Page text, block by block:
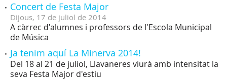
Concert de Festa Major
Dijous, 17 de juliol de 2014
A càrrec d'alumnes i professors de l'Escola Municipal
de Música
Ja tenim aquí La Minerva 2014!
Del 18 al 21 de juliol, Llavaneres viurà amb intensitat la
seva Festa Major d'estiu